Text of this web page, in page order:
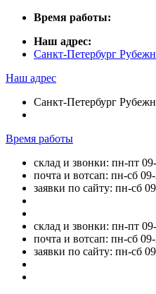
Время работы:
Наш адрес:
Санкт-Петербург
Наш адрес
Санкт-Петербург
Время работы
склад и звонки: пн-пт
почта и вотсап: пн-сб
заявки по сайту: пн-сб
склад и звонки: пн-пт
почта и вотсап: пн-сб
заявки по сайту: пн-сб